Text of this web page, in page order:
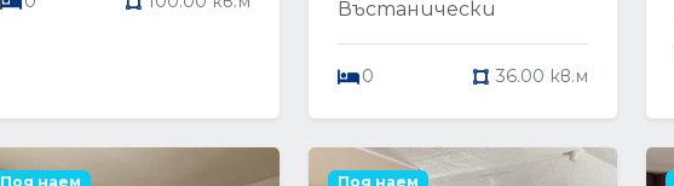
Въстанически
0 36.00 кв.м
Под наем Под наем